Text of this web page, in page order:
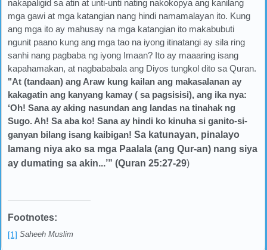
nakapaligid sa atin at unti-unti nating nakokopya ang kanilang
mga gawi at mga katangian nang hindi namamalayan ito. Kung
ang mga ito ay mahusay na mga katangian ito makabubuti
ngunit paano kung ang mga tao na iyong itinatangi ay sila ring
sanhi nang pagbaba ng iyong Imaan? Ito ay maaaring isang
kapahamakan, at nagbababala ang Diyos tungkol dito sa Quran.
"At (tandaan) ang Araw kung kailan ang makasalanan ay
kakagatin ang kanyang kamay ( sa pagsisisi), ang ika nya:
‘Oh! Sana ay aking nasundan ang landas na tinahak ng
Sugo. Ah! Sa aba ko! Sana ay hindi ko kinuha si ganito-si-
ganyan bilang isang kaibigan! Sa katunayan, pinalayo
lamang niya ako sa mga Paalala (ang Qur-an) nang siya
ay dumating sa akin...’” (Quran 25:27-29)
Footnotes:
[1] Saheeh Muslim